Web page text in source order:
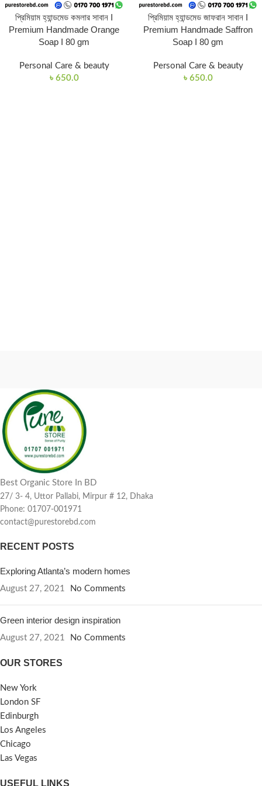
প্রিমিয়াম হ্যান্ডমেড কমলার সাবান I
Premium Handmade Orange
Soap I 80 gm
Personal Care & beauty
৳ 650.0
প্রিমিয়াম হ্যান্ডমেড জাফরান সাবান I
Premium Handmade Saffron
Soap I 80 gm
Personal Care & beauty
৳ 650.0
Best Organic Store In BD
27/ 3- 4, Uttor Pallabi, Mirpur # 12, Dhaka
Phone: 01707-001971
contact@purestorebd.com
RECENT POSTS
Exploring Atlanta’s modern homes
August 27, 2021 No Comments
Green interior design inspiration
August 27, 2021 No Comments
OUR STORES
New York
London SF
Edinburgh
Los Angeles
Chicago
Las Vegas
USEFUL LINKS